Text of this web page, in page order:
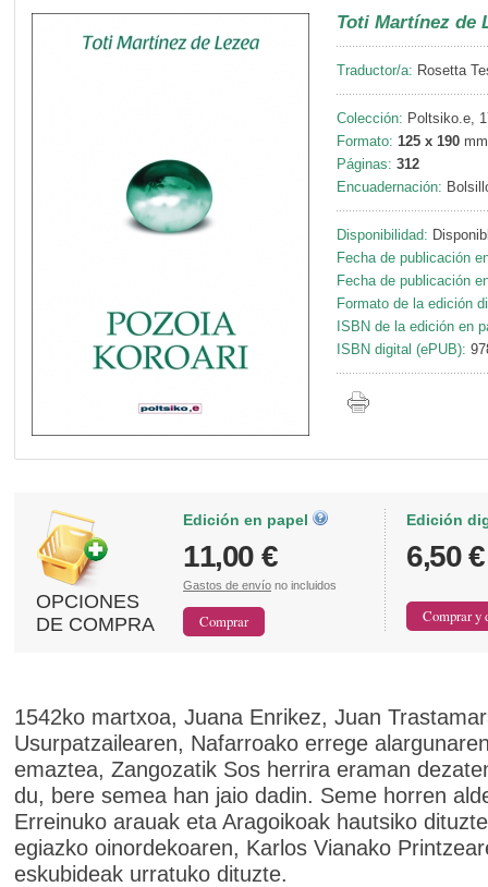
Toti Martínez de
Traductor/a: Rosetta
Colección: Poltsiko.e,
Formato: 125 x 190 mm
Páginas: 312
Encuadernación:
Disponibilidad:
Fecha de publicación
Fecha de publicación
Formato de la edición
ISBN de la edición en
ISBN digital (ePUB):
OPCIONES
DE COMPRA
Edición en papel
11,00 €
Gastos de envío no incluidos
Edición
6,50 €
1542ko martxoa, Juana Enrikez, Juan
Usurpatzailearen, Nafarroako errege
emaztea, Zangozatik Sos herrira eraman
du, bere semea han jaio dadin. Seme horren
Erreinuko arauak eta Aragoikoak hautsiko
egiazko oinordekoaren, Karlos Vianako
eskubideak urratuko dituzte.